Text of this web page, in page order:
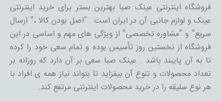
فروشگاه اینترنتی عینک صبا بهترین بستر برای خرید اینترنتی
عینک و لوازم جانبی آن در ایران است . “اصل بودن کالا ،” ارسال
سریع” و “مشاوره تخصصی” از ویژگی های مهم و اساسی در این
فروشگاه از نخستین روز تأسیس بوده و تمام سعی خود را کرده
تا به آن پایبند باشد . عینک صبا سعی بر آن دارد که روزانه بر
تعداد محصولات و تنوع آن بیفزاید تا بتواند نیاز همه ی افراد با
هر نوع سلیقه را در خرید محصولات اینترنتی مرتفع کند.